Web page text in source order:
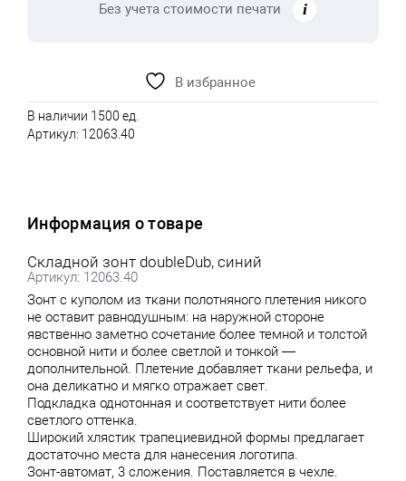
Без учета стоимости печати
В избранное
В наличии 1500 ед.
Артикул: 12063.40
Информация о товаре
Складной зонт doubleDub, синий
Артикул: 12063.40
Зонт с куполом из ткани полотняного плетения никого
не оставит равнодушным: на наружной стороне
явственно заметно сочетание более темной и толстой
основной нити и более светлой и тонкой —
дополнительной. Плетение добавляет ткани рельефа, и
она деликатно и мягко отражает свет.
Подкладка однотонная и соответствует нити более
светлого оттенка.
Широкий хлястик трапециевидной формы предлагает
достаточно места для нанесения логотипа.
Зонт-автомат, 3 сложения. Поставляется в чехле.